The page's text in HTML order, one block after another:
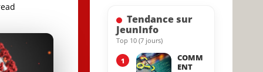
Tendance sur
JeunInfo
Top 10 (7 jours)
1
COMM
ENT